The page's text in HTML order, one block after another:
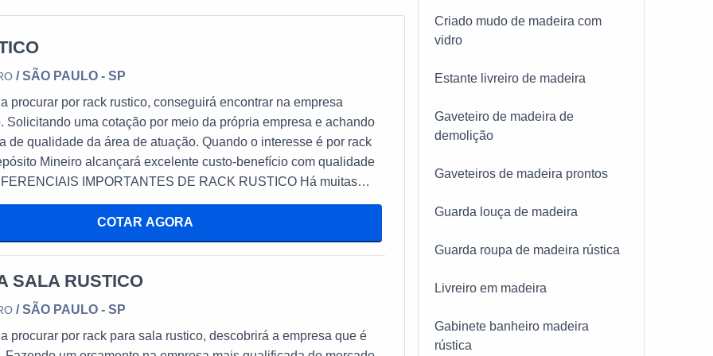
/ SÃO PAULO - SP
procurar por rack rustico, conseguirá encontrar na empresa
Solicitando uma cotação por meio da própria empresa e achando
de qualidade da área de atuação. Quando o interesse é por rack
Mineiro alcançará excelente custo-benefício com qualidade
de demonstrar competência e excelência em sua área de
Mineiro canaliza seus recursos em proporcionar para os
Escritório de alta qualidade onde
rack rustico com precisão. Sem trocar o foco sobre rack
buscar uma empresa que tenha produtos e serviços com ótima
a Depósito Mineiro é
COTAR AGORA
SALA RUSTICO
/ SÃO PAULO - SP
procurar por rack para sala rustico, descobrirá a empresa que é
Criado mudo de madeira com
vidro
Estante livreiro de madeira
Gaveteiro de madeira de
demolição
Gaveteiros de madeira prontos
Guarda louça de madeira
Guarda roupa de madeira rústica
Livreiro em madeira
Gabinete banheiro madeira
rústica